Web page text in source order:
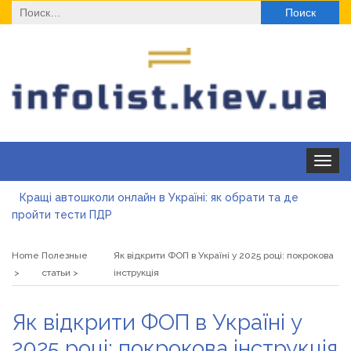
Найти:
Toggle
Кращі автошколи онлайн в Україні: як обрати та де
пройти тести ПДР
согреться
«Правильне електроживлення» — лідер серед компаній з
Home Полезные
статьи
Як відкрити ФОП в Україні у 2025 році: покрокова
інструкція
Як відкрити ФОП в Україні у